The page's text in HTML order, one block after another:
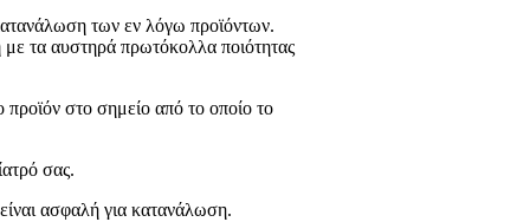
των εν λόγω προϊόντων.
τα αυστηρά πρωτόκολλα ποιότητας
στο σημείο από το οποίο το
σας.
ασφαλή για κατανάλωση.